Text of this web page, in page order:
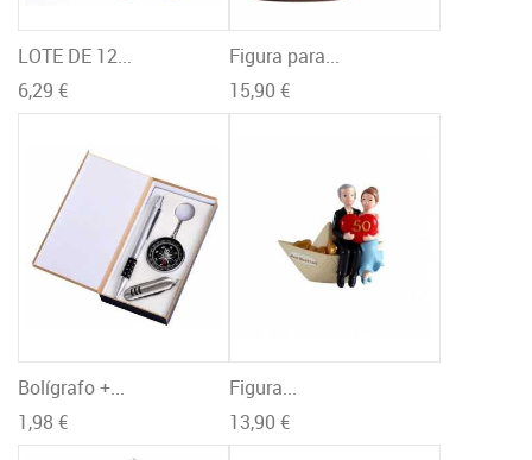
LOTE DE 12...
6,29 €
Figura para...
15,90 €
Bolígrafo +...
1,98 €
Figura...
13,90 €